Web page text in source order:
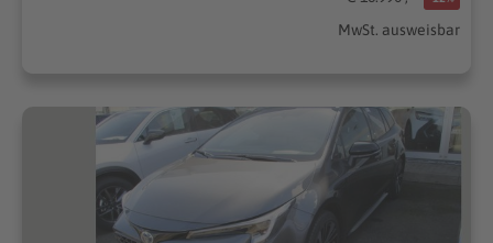
MwSt. ausweisbar